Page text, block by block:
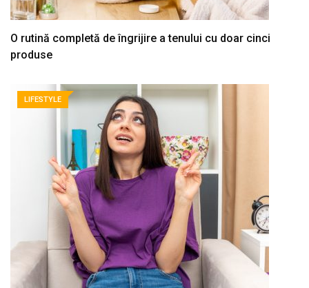
O rutină completă de îngrijire a tenului cu doar cinci
produse
LIFESTYLE